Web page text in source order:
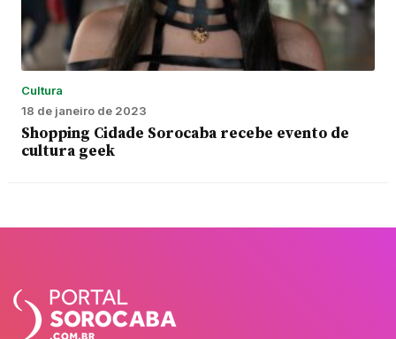
Cultura
18 de janeiro de 2023
Shopping Cidade Sorocaba recebe evento de
cultura geek